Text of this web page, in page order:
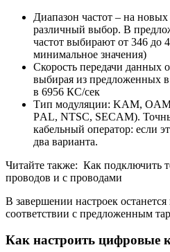
Диапазон частот – на
различный выбор. В
частот выбирают от 346 до
минимальное значения)
Скорость передачи данных
выбирая из предложенных в
в 6956 КС/сек
Тип модуляции: KAM,
PАL, NТSС, SЕCАМ).
кабельный оператор: если
два варианта.
Читайте также: Как подключить
проводов и с проводами
В завершении настроек
соответствии с предложенным
Как настроить цифровые